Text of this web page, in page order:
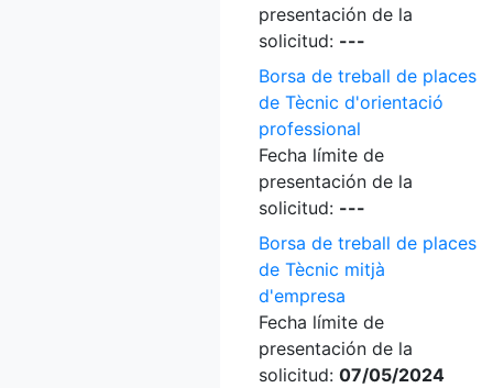
presentación de la
solicitud: ---
Borsa de treball de places
de Tècnic d'orientació
professional
Fecha límite de
presentación de la
solicitud: ---
Borsa de treball de places
de Tècnic mitjà
d'empresa
Fecha límite de
presentación de la
solicitud: 07/05/2024